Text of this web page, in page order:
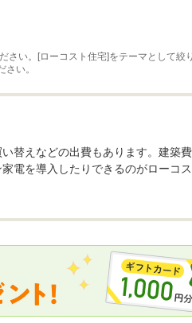
さい。[ローコスト住宅]をテーマとして絞
い。
替えなどの出費もあります。建築
電を導入したりできるのがローコ